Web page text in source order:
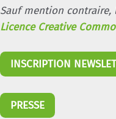
Sauf mention contraire,
Licence Creative
INSCRIPTION
PRESSE